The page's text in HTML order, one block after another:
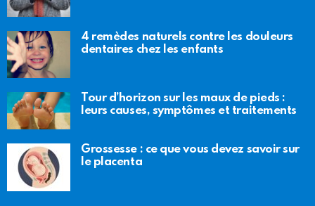
4 remèdes naturels contre les douleurs
dentaires chez les enfants
Tour d’horizon sur les maux de pieds :
leurs causes, symptômes et traitements
Grossesse : ce que vous devez savoir sur
le placenta